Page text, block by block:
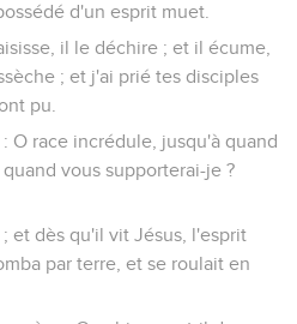
d'un esprit muet.
il le déchire ; et il écume,
; et j'ai prié tes disciples
pu.
O race incrédule, jusqu'à quand
vous supporterai-je ?
et dès qu'il vit Jésus, l'esprit
par terre, et se roulait en